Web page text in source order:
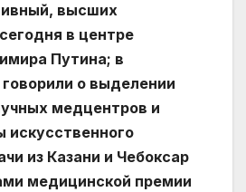
высших
в центре
Путина; в
о выделении
медцентров и
искусственного
из Казани и Чебоксар
медицинской премии